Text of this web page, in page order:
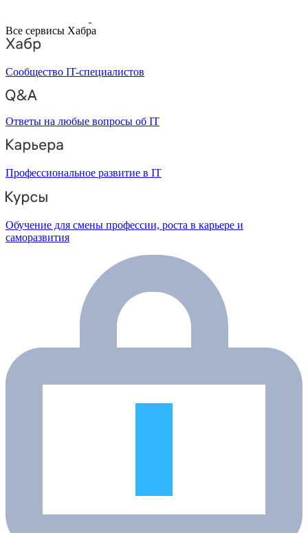
Все сервисы Хабра
Сообщество IT-специалистов
Ответы на любые вопросы об IT
Профессиональное развитие в IT
Обучение для смены профессии, роста в карьере и
саморазвития